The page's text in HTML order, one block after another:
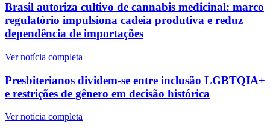
Brasil autoriza cultivo de cannabis medicinal: marco
regulatório impulsiona cadeia produtiva e reduz
dependência de importações
Ver notícia completa
Presbiterianos dividem-se entre inclusão LGBTQIA+
e restrições de gênero em decisão histórica
Ver notícia completa